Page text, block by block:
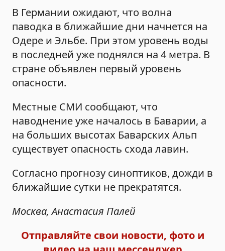
В Германии ожидают, что волна
паводка в ближайшие дни начнется на
Одере и Эльбе. При этом уровень воды
в последней уже поднялся на 4 метра. В
стране объявлен первый уровень
опасности.
Местные СМИ сообщают, что
наводнение уже началось в Баварии, а
на больших высотах Баварских Альп
существует опасность схода лавин.
Согласно прогнозу синоптиков, дожди в
ближайшие сутки не прекратятся.
Москва, Анастасия Палей
Отправляйте свои новости, фото и